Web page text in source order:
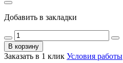
Добавить в закладки
В корзину
Заказать в 1 клик Условия работы